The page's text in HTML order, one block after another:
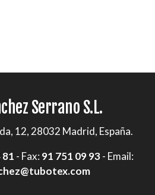
Serrano S.L.
12, 28032 Madrid, España.
81 - Fax: 91 751 09 93- Email: